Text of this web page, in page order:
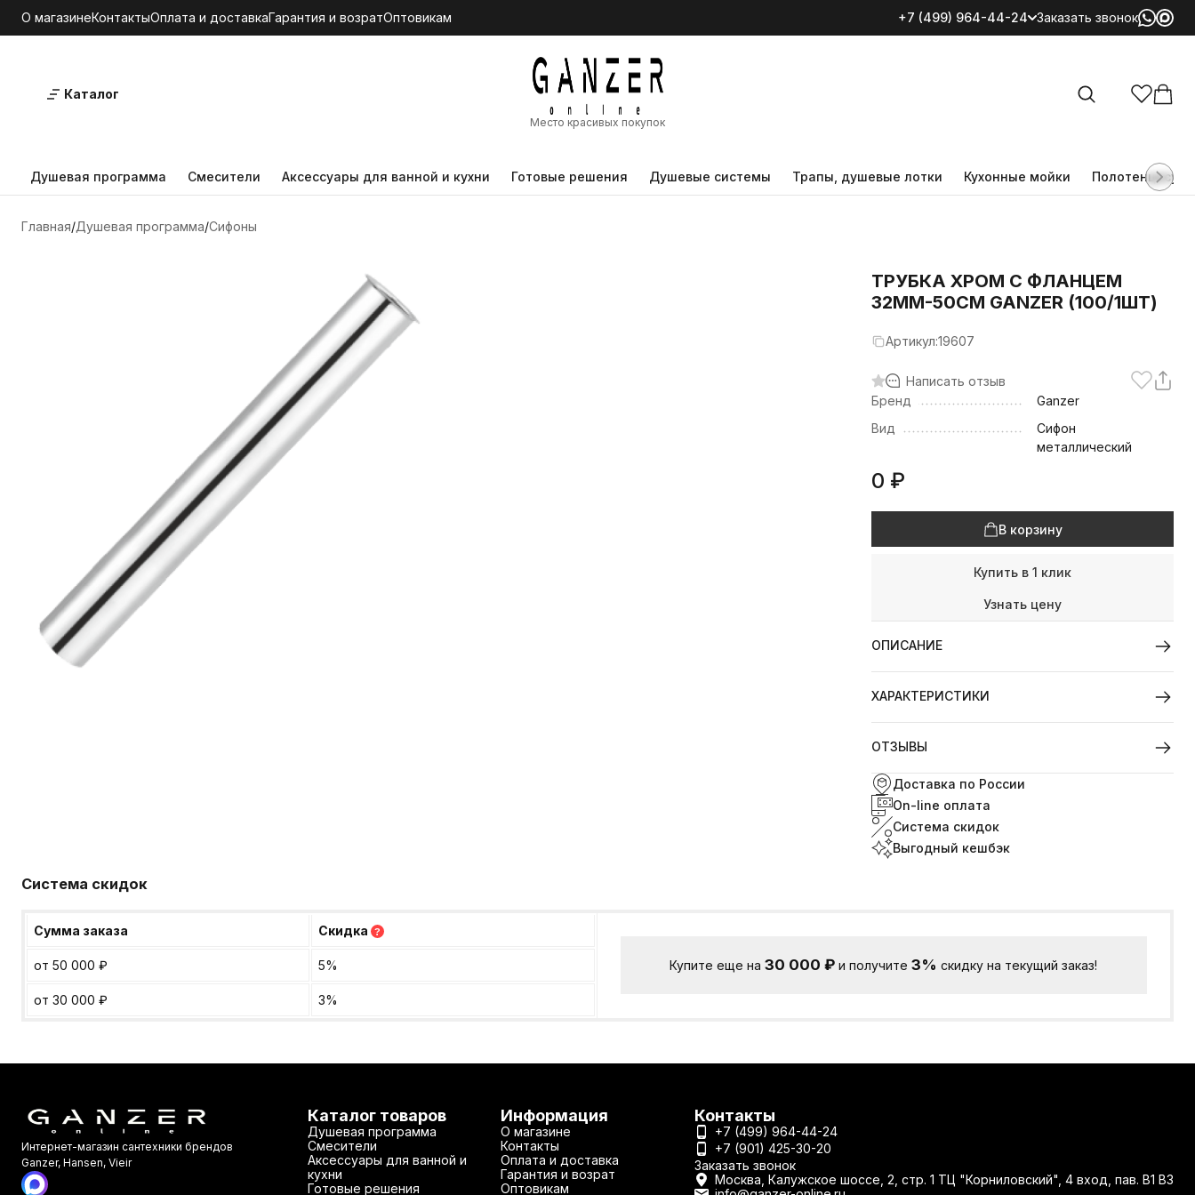
О магазинеКонтактыОплата и доставкаГарантия и возратОптовикам +7 (499) 964-44-24 Заказать звонок
Каталог
Место красивых покупок
Душевая программа Смесители Аксессуары для ванной и кухни Готовые решения Душевые системы Трапы, душевые лотки Кухонные мойки
Главная Душевая программа Сифоны
ТРУБКА ХРОМ С ФЛАНЦЕМ
32ММ-50СМ GANZER (100/1ШТ)
Артикул:19607
Написать отзыв
Бренд
Ganzer
Вид
Сифон
металлический
0 ₽
В корзину
Купить в 1 клик
Узнать цену
ОПИСАНИЕ
ХАРАКТЕРИСТИКИ
ОТЗЫВЫ
Доставка по России
On-line оплата
Система скидок
Выгодный кешбэк
Система скидок
Сумма заказа Скидка ?
от 50 000 ₽ 5%
от 30 000 ₽ 3%
Купите еще на30 000₽ и получите3% скидку на текущий заказ!
Интернет-магазин сантехники брендов
Ganzer, Hansen, Vieir
Каталог товаров
Душевая программа
Смесители
Аксессуары для ванной и
кухни
Готовые решения
Информация
О магазине
Контакты
Оплата и доставка
Гарантия и возрат
Оптовикам
Контакты
+7 (499) 964-44-24
+7 (901) 425-30-20
Заказать звонок
Москва, Калужское шоссе, 2, стр. 1 ТЦ "Корниловский", 4 вход, пав. В1 В3